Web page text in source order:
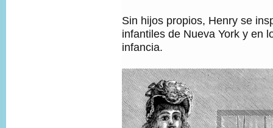
Sin hijos propios, Henry se
infantiles de Nueva York y en
infancia.